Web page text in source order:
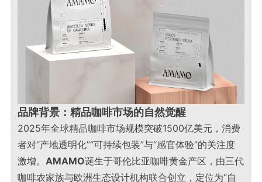
品牌背景：精品咖啡市场的自然觉醒
2025年全球精品咖啡市场规模突破1500亿美元，消费
者对“产地透明化”“可持续包装”与“感官体验”的关注度
激增。AMAMO诞生于哥伦比亚咖啡黄金产区，由三代
咖啡农家族与欧洲生态设计机构联合创立，定位为“自